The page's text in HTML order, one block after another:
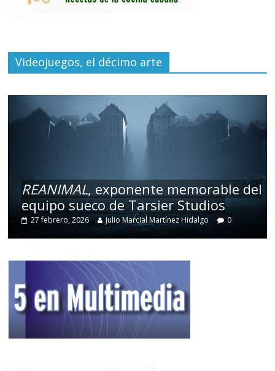
Videojuegos, el décimo arte
REANIMAL, exponente memorable del
equipo sueco de Tarsier Studios
27 febrero, 2026 Julio Marcial Martínez Hidalgo 0